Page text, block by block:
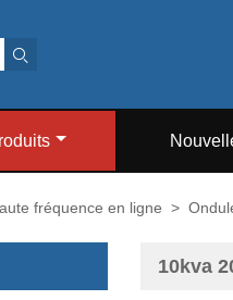

fréquence en ligne >
10kva